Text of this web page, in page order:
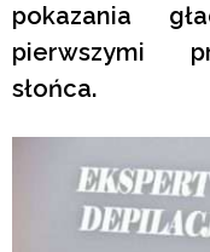
pokazania
pierwszymi
słońca.